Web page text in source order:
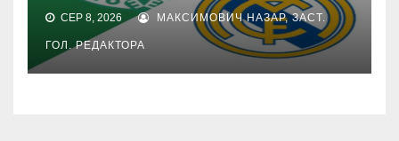
СЕР 8, 2026 МАКСИМОВИЧ НАЗАР, ЗАСТ.
ГОЛ. РЕДАКТОРА